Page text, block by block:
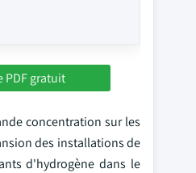
PDF gratuit
concentration sur les
des installations de
d'hydrogène dans le